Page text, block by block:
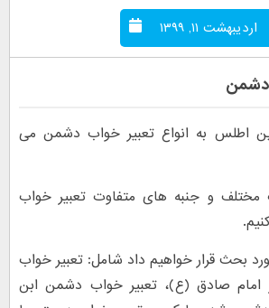
اردیبهشت ۱۱, ۱۳۹۹
دشمن
اطلس به انواع تعبیر خواب دشمن می
مختلف و جنبه های متفاوت تعبیر خواب
بحث قرار خواهیم داد شامل: تعبیر خواب
صادق (ع)، تعبیر خواب دشمن ابن